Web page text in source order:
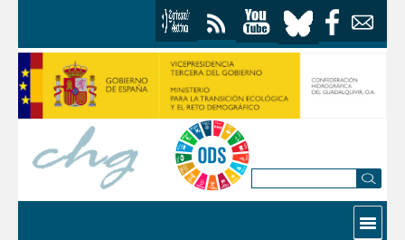
Contactar